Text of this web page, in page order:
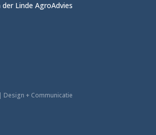
Linde AgroAdvies
+ Communicatie